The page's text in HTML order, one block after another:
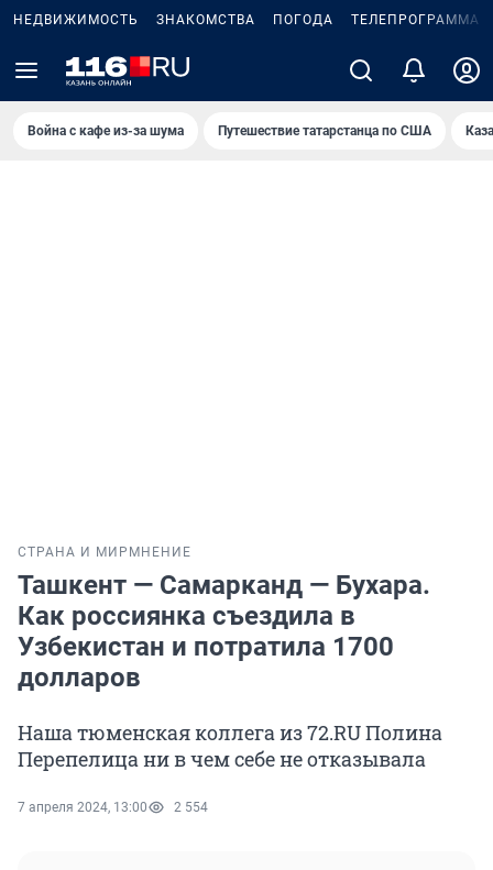
НЕДВИЖИМОСТЬ ЗНАКОМСТВА ПОГОДА ТЕЛЕПРОГРАММА
Война с кафе из-за шума Путешествие татарстанца по США
СТРАНА И МИР МНЕНИЕ
Ташкент — Самарканд — Бухара.
Как россиянка съездила в
Узбекистан и потратила 1700
долларов
Наша тюменская коллега из 72.RU Полина
Перепелица ни в чем себе не отказывала
7 апреля 2024, 13:00 2 554